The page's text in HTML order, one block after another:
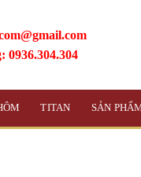
0936.304.304
TITAN SẢN